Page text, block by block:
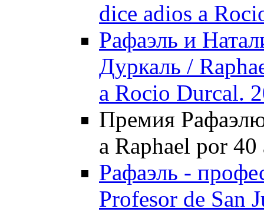
dice adios a
Рафаэль и
Дуркаль /
a Rocio Durcal.
Премия
a Raphael por
Рафаэль -
Prоfesor de San